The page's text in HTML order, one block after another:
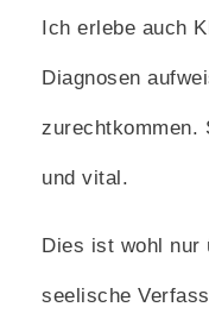
Ich erlebe auch
Diagnosen
zurechtkommen.
und vital.
Dies ist wohl nur
seelische